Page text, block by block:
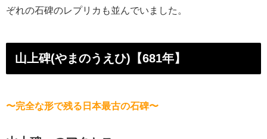
ぞれの石碑のレプリカも並んでいました。
山上碑(やまのうえひ)【681年】
〜完全な形で残る日本最古の石碑〜